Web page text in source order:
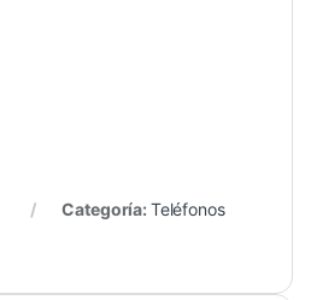
Categoría: Teléfonos